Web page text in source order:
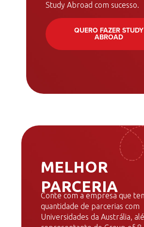
Study Abroad com sucesso.
QUERO FAZER STUDY
ABROAD
MELHOR
PARCERIA
Conte com a empresa que
quantidade de parcerias com
Universidades da Austrália,